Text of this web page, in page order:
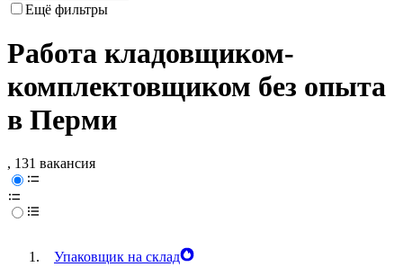
Ещё фильтры
Работа кладовщиком-
комплектовщиком без опыта
в Перми
, 131 вакансия
Упаковщик на склад